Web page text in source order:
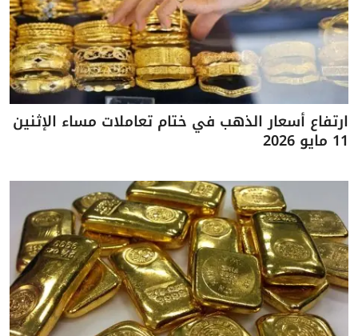
ارتفاع أسعار الذهب في ختام تعاملات مساء الإثنين
11 مايو 2026